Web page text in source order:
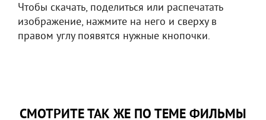
Чтобы скачать, поделиться или распечатать
изображение, нажмите на него и сверху в
правом углу появятся нужные кнопочки.
СМОТРИТЕ ТАК ЖЕ ПО ТЕМЕ ФИЛЬМЫ